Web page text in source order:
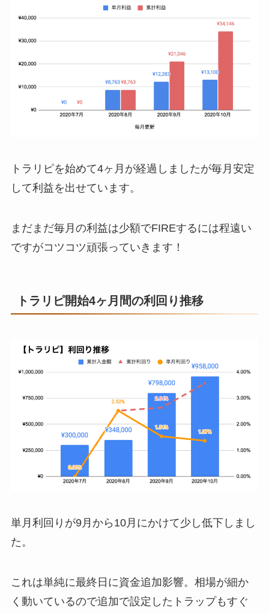
トラリピを始めて4ヶ月が経過しましたが毎月安定
して利益を出せています。
まだまだ毎月の利益は少額でFIREするには程遠い
ですがコツコツ頑張っていきます！
トラリピ開始4ヶ月間の利回り推移
単月利回りが9月から10月にかけて少し低下しまし
た。
これは単純に最終日に資金追加影響。相場が細か
く動いているので追加で設定したトラップもすぐ